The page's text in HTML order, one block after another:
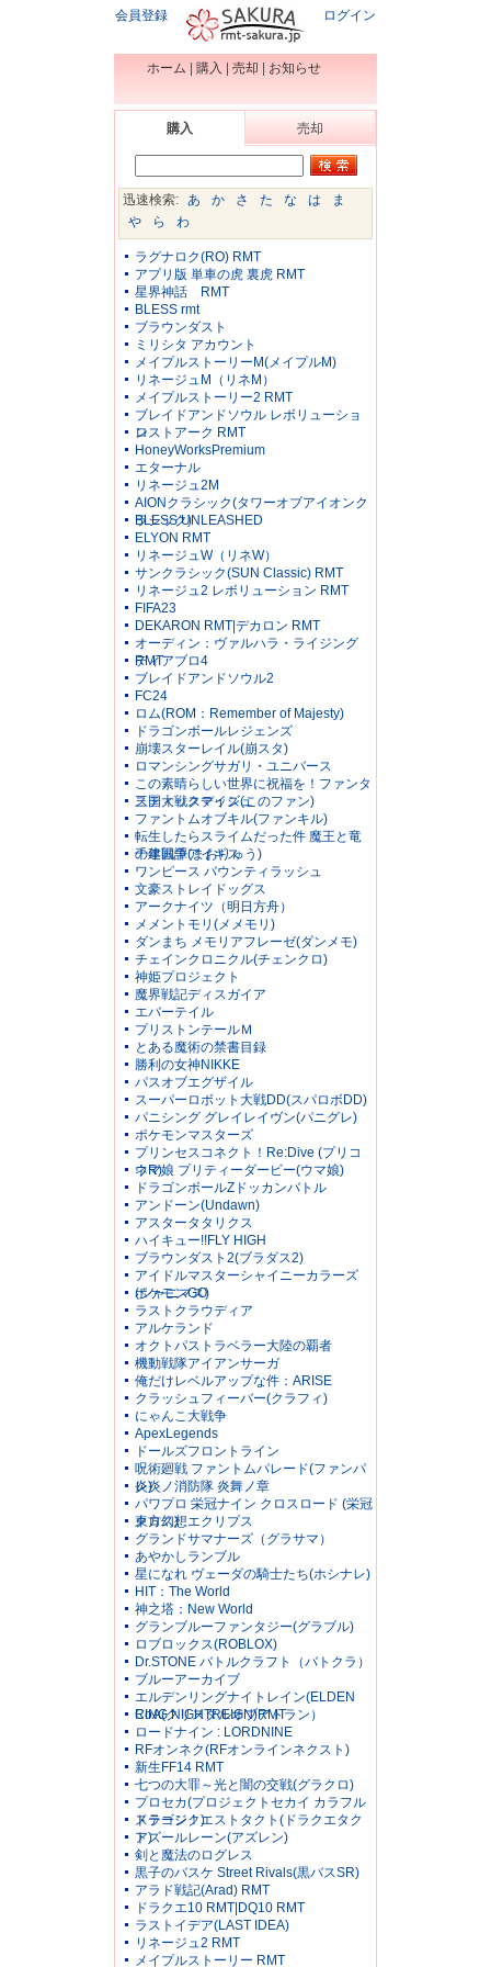
会員登録 ログイン
ホーム 購入 売却 お知らせ
購入 売却
迅速検索: あ か さ た な は
ま
や
ら わ
ラグナロク(RO) RMT
アプリ版 単車の虎 裏虎 RMT
星界神話 RMT
BLESS rmt
ブラウンダスト
ミリシタ アカウント
メイプルストーリーM(メイプルM)
リネージュM（リネM）
メイプルストーリー2 RMT
ブレイドアンドソウル レボリューショ
ン
ロストアーク RMT
HoneyWorksPremium
エターナル
リネージュ2M
AIONクラシック(タワーオブアイオンク
ラシック)
BLESS UNLEASHED
ELYON RMT
リネージュW（リネW）
サンクラシック(SUN Classic) RMT
リネージュ2 レボリューション RMT
FIFA23
DEKARON RMT|デカロン RMT
オーディン：ヴァルハラ・ライジング
RMT
ディアブロ4
ブレイドアンドソウル2
FC24
ロム(ROM：Remember of Majesty)
ドラゴンボールレジェンズ
崩壊スターレイル(崩スタ)
ロマンシングサガリ・ユニバース
この素晴らしい世界に祝福を！ファンタ
スティックデイズ(このファン)
三国大戦スマッシュ
ファントムオブキル(ファンキル)
転生したらスライムだった件 魔王と竜
の建国譚(まおりゅう)
千年戦争アイギス
ワンピース バウンティラッシュ
文豪ストレイドッグス
アークナイツ（明日方舟）
メメントモリ(メメモリ)
ダンまち メモリアフレーゼ(ダンメモ)
チェインクロニクル(チェンクロ)
神姫プロジェクト
魔界戦記ディスガイア
エバーテイル
プリストンテールＭ
とある魔術の禁書目録
勝利の女神NIKKE
パスオブエグザイル
スーパーロボット大戦DD(スパロボDD)
パニシング グレイレイヴン(パニグレ)
ポケモンマスターズ
プリンセスコネクト！Re:Dive (プリコ
ネR)
ウマ娘 プリティーダービー(ウマ娘)
ドラゴンボールZドッカンバトル
アンドーン(Undawn)
アスタータタリクス
ハイキュー!!FLY HIGH
ブラウンダスト2(ブラダス2)
アイドルマスターシャイニーカラーズ
(シャニマス)
ポケモンGO
ラストクラウディア
アルケランド
オクトパストラベラー大陸の覇者
機動戦隊アイアンサーガ
俺だけレベルアップな件：ARISE
クラッシュフィーバー(クラフィ)
にゃんこ大戦争
ApexLegends
ドールズフロントライン
呪術廻戦 ファントムパレード(ファンパ
レ)
炎炎ノ消防隊 炎舞ノ章
パワプロ 栄冠ナイン クロスロード (栄冠
クロス)
東方幻想エクリプス
グランドサマナーズ（グラサマ）
あやかしランブル
星になれ ヴェーダの騎士たち(ホシナレ)
HIT：The World
神之塔：New World
グランブルーファンタジー(グラブル)
ロブロックス(ROBLOX)
Dr.STONE バトルクラフト（バトクラ）
ブルーアーカイブ
エルデンリングナイトレイン(ELDEN
RING NIGHTREIGN)RMT
CoA(クリスタルオブアトラン）
ロードナイン : LORDNINE
RFオンネク(RFオンラインネクスト)
新生FF14 RMT
七つの大罪～光と闇の交戦(グラクロ)
プロセカ(プロジェクトセカイ カラフル
ステージ！)
ドラゴンクエストタクト(ドラクエタク
ト)
アズールレーン(アズレン)
剣と魔法のログレス
黒子のバスケ Street Rivals(黒バスSR)
アラド戦記(Arad) RMT
ドラクエ10 RMT|DQ10 RMT
ラストイデア(LAST IDEA)
リネージュ2 RMT
メイプルストーリー RMT